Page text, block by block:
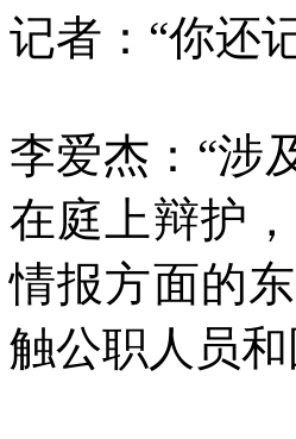
记者：“你还
李爱杰：“涉
在庭上辩护
情报方面的
触公职人员